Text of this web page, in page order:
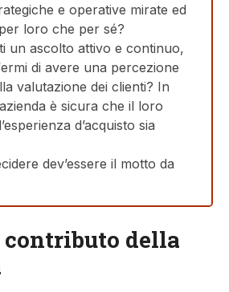
e operative mirate ed
loro che per sé?
un ascolto attivo e continuo,
di avere una percezione
valutazione dei clienti? In
è sicura che il loro
d’acquisto sia
dev’essere il motto da
della